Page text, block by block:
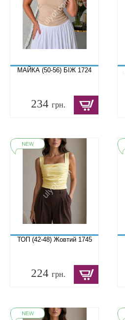
МАЙКА (50-56) БІЖ 1724
234 грн.
ТОП (42-48) Жовтий 1745
224 грн.